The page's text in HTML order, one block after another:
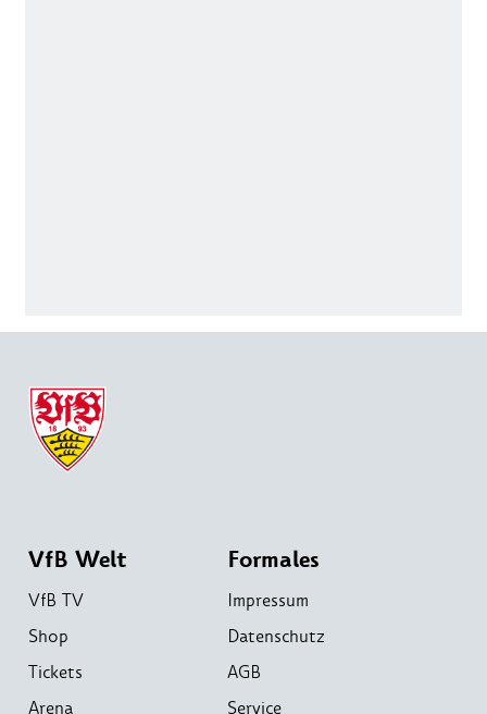
VfB Welt
VfB TV
Shop
Tickets
Arena
Formales
Impressum
Datenschutz
AGB
Service